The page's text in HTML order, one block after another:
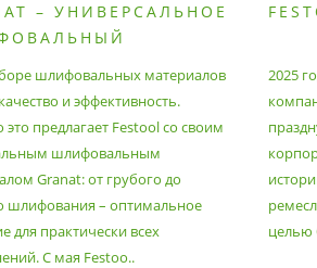
– УНИВЕРСАЛЬНОЕ
шлифовальных материалов
и эффективность.
предлагает Festool со своим
шлифовальным
Granat: от грубого до
шлифования – оптимальное
для практически всех
С мая Festoo..
2025
целью